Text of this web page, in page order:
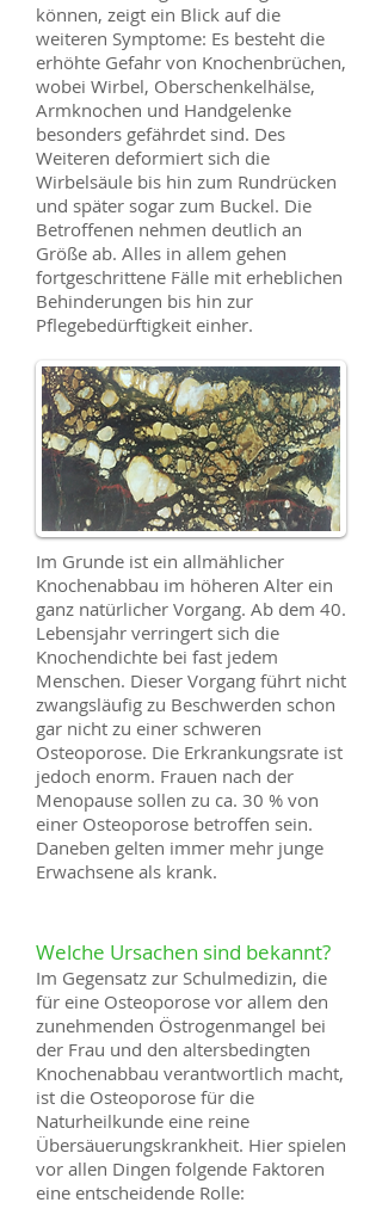
​​Im Grunde ist ein allmählicher
Knochenabbau im höheren Alter ein
ganz natürlicher Vorgang. Ab dem 40.
Lebensjahr verringert sich die
Knochendichte bei fast jedem
Menschen. Dieser Vorgang führt nicht
zwangsläufig zu Beschwerden schon
gar nicht zu einer schweren
Osteoporose. Die Erkrankungsrate ist
jedoch enorm. Frauen nach der
Menopause sollen zu ca. 30 % von
einer Osteoporose betroffen sein.
Daneben gelten immer mehr junge
Erwachsene als krank.
Welche Ursachen sind bekannt?
Im Gegensatz zur Schulmedizin, die
für eine Osteoporose vor allem den
zunehmenden Östrogenmangel bei
der Frau und den altersbedingten
Knochenabbau verantwortlich macht,
ist die Osteoporose für die
Naturheilkunde eine reine
Übersäuerungskrankheit. Hier spielen
vor allen Dingen folgende Faktoren
eine entscheidende Rolle:
können, zeigt ein Blick auf die
weiteren Symptome: Es besteht die
erhöhte Gefahr von Knochenbrüchen,
wobei Wirbel, Oberschenkelhälse,
Armknochen und Handgelenke
besonders gefährdet sind. Des
Weiteren deformiert sich die
Wirbelsäule bis hin zum Rundrücken
und später sogar zum Buckel. Die
Betroffenen nehmen deutlich an
Größe ab. Alles in allem gehen
fortgeschrittene Fälle mit erheblichen
Behinderungen bis hin zur
Pflegebedürftigkeit einher.